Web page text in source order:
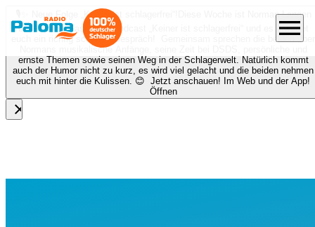
🎙️✨ Neue Folge „Keiner ist schlagerfrei“!
Diese Woche ist Norman Langen
bei Nora zu Gast beim Podcast „Keiner ist schlagerfrei“ und es erwartet
euch ein richtig schönes Gespräch! Gemeinsam sprechen die beiden über
Normans musikalische Anfänge, seine Zeit bei DSDS, persönliche und
ernste Themen sowie seinen Weg in der Schlagerwelt. Natürlich kommt
auch der Humor nicht zu kurz, es wird viel gelacht und die beiden nehmen
euch mit hinter die Kulissen. 😊 Jetzt anschauen! Im Web und der App!
Öffnen
close
menu